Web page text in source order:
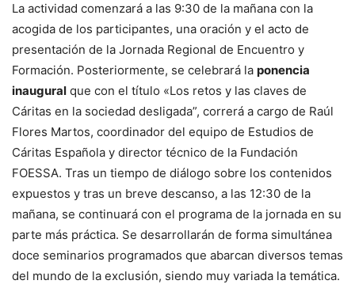
La actividad comenzará a las 9:30 de la mañana con la
acogida de los participantes, una oración y el acto de
presentación de la Jornada Regional de Encuentro y
Formación. Posteriormente, se celebrará la ponencia
inaugural que con el título «Los retos y las claves de
Cáritas en la sociedad desligada”, correrá a cargo de Raúl
Flores Martos, coordinador del equipo de Estudios de
Cáritas Española y director técnico de la Fundación
FOESSA. Tras un tiempo de diálogo sobre los contenidos
expuestos y tras un breve descanso, a las 12:30 de la
mañana, se continuará con el programa de la jornada en su
parte más práctica. Se desarrollarán de forma simultánea
doce seminarios programados que abarcan diversos temas
del mundo de la exclusión, siendo muy variada la temática.